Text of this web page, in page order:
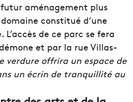
futur aménagement plus
constitué d’une
L’accès de ce parc se fera
et par la rue Villas-
verdure offrira un espace de
un écrin de tranquillité au